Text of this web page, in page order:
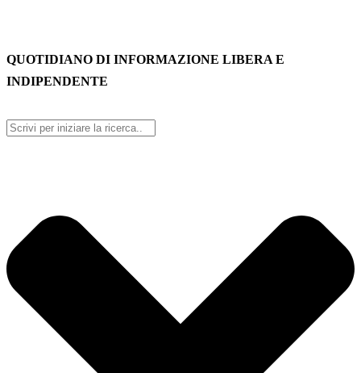
QUOTIDIANO DI INFORMAZIONE LIBERA E
INDIPENDENTE